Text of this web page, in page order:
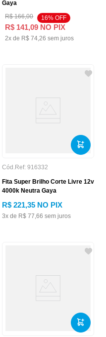
Gaya
R$ 166,00 16% OFF
R$ 141,09 NO PIX
2x de R$ 74,26 sem juros
Cód.Ref: 916332
Fita Super Brilho Corte Livre 12v
4000k Neutra Gaya
R$ 221,35 NO PIX
3x de R$ 77,66 sem juros